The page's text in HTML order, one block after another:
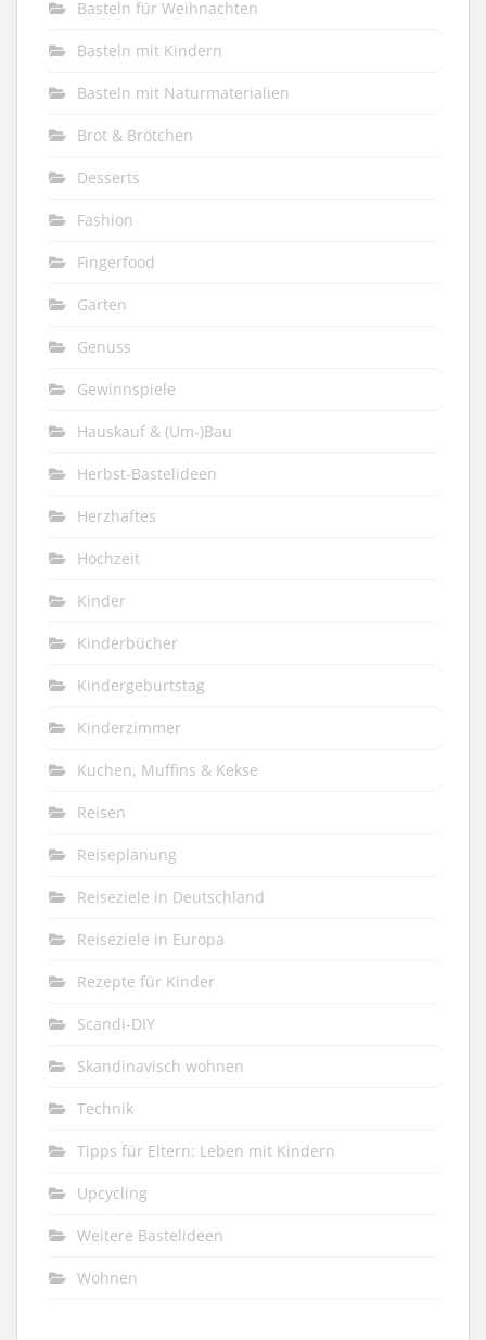
Basteln für Weihnachten
Basteln mit Kindern
Basteln mit Naturmaterialien
Brot & Brötchen
Desserts
Fashion
Fingerfood
Garten
Genuss
Gewinnspiele
Hauskauf & (Um-)Bau
Herbst-Bastelideen
Herzhaftes
Hochzeit
Kinder
Kinderbücher
Kindergeburtstag
Kinderzimmer
Kuchen, Muffins & Kekse
Reisen
Reiseplanung
Reiseziele in Deutschland
Reiseziele in Europa
Rezepte für Kinder
Scandi-DIY
Skandinavisch wohnen
Technik
Tipps für Eltern: Leben mit Kindern
Upcycling
Weitere Bastelideen
Wohnen